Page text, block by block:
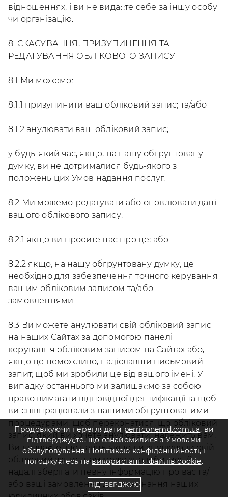
відношеннях; і ви не видаєте себе за іншу особу
чи організацію.
8. СКАСУВАННЯ, ПРИЗУПИНЕННЯ ТА
РЕДАГУВАННЯ ОБЛІКОВОГО ЗАПИСУ
8.1 Ми можемо:
8.1.1 призупинити ваш обліковий запис; та/або
8.1.2 анулювати ваш обліковий запис;
у будь-який час, якщо, на нашу обґрунтовану
думку, ви не дотрималися будь-якого з
положень цих Умов надання послуг.
8.2 Ми можемо редагувати або оновлювати дані
вашого облікового запису:
8.2.1 якщо ви просите нас про це; або
8.2.2 якщо, на нашу обґрунтовану думку, це
необхідно для забезпечення точного керування
вашим обліковим записом та/або
замовленнями.
8.3 Ви можете анулювати свій обліковий запис
на наших Сайтах за допомогою панелі
керування обліковим записом на Сайтах або,
якщо це неможливо, надіславши письмовий
запит, щоб ми зробили це від вашого імені. У
випадку останнього ми залишаємо за собою
право вимагати відповідної ідентифікації та щоб
ви співпрацювали з нашими обґрунтованими
процедурами, щоб переконатися, що обліковий
запис, який ви хочете анулювати, належить вам.
Ви визнаєте, що навіть якщо ви анулювали свій
обліковий запис, нам може знадобитися й
надалі зберігати певну інформацію про вас та/
або ваші замовлення для виконання наших
Продовжуючи переглядати perriconemd.com.ua, ви
підтверджуєте, що ознайомилися зУмовами
обслуговування,Політикою конфіденційності, і
погоджуєтесь навикористання файлів cookie.
ПІДТВЕРДЖУЮ